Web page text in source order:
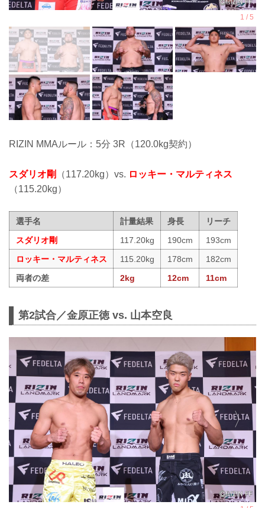
RIZIN MMAルール：5分 3R（120.0kg契約）
スダリオ剛 （117.20kg）vs. ロッキー・マルティネス
（115.20kg）
選手名 計量結果 身長
リーチ
スダリオ剛
117.20kg 190cm
193cm
ロッキー・マルティネス
115.20kg 178cm
182cm
両者の差
2kg 12cm 11cm
第2試合／金原正徳 vs. 山本空良